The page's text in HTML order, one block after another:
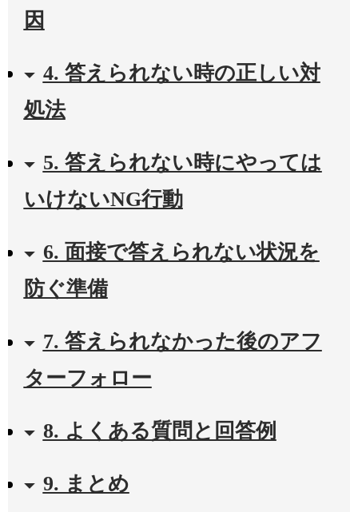
因
4. 答えられない時の正しい対
処法
5. 答えられない時にやっては
いけないNG行動
6. 面接で答えられない状況を
防ぐ準備
7. 答えられなかった後のアフ
ターフォロー
8. よくある質問と回答例
9. まとめ